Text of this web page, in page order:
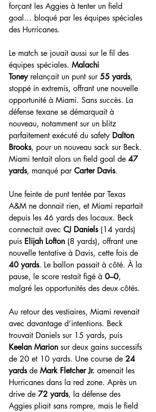
forçant les Aggies à tenter un field
goal… bloqué par les équipes spéciales
des Hurricanes.
Le match se jouait aussi sur le fil des
équipes spéciales. Malachi
Toney relançait un punt sur 55 yards,
stoppé in extremis, offrant une nouvelle
opportunité à Miami. Sans succès. La
défense texane se démarquait à
nouveau, notamment sur un blitz
parfaitement exécuté du safety Dalton
Brooks, pour un nouveau sack sur Beck.
Miami tentait alors un field goal de 47
yards, manqué par Carter Davis.
Une feinte de punt tentée par Texas
A&M ne donnait rien, et Miami repartait
depuis les 46 yards des locaux. Beck
connectait avec CJ Daniels (14 yards)
puis Elijah Lofton (8 yards), offrant une
nouvelle tentative à Davis, cette fois de
40 yards. Le ballon passait à côté. À la
pause, le score restait figé à 0–0,
malgré les opportunités des deux côtés.
Au retour des vestiaires, Miami revenait
avec davantage d’intentions. Beck
trouvait Daniels sur 15 yards, puis
Keelan Marion sur deux gains successifs
de 20 et 10 yards. Une course de 24
yards de Mark Fletcher Jr. amenait les
Hurricanes dans la red zone. Après un
drive de 72 yards, la défense des
Aggies pliait sans rompre, mais le field